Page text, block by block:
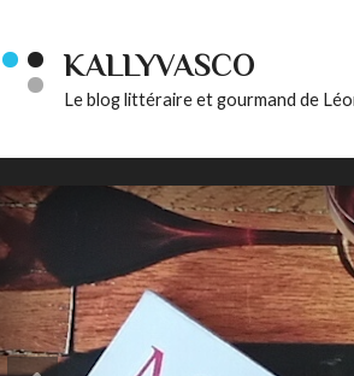
KALLYVASCO
Le blog littéraire et gourmand de